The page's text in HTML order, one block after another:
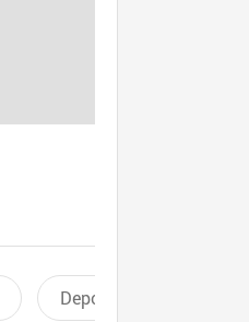
Deportes recreativos